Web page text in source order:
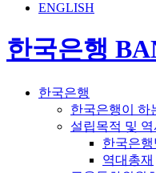
ENGLISH
한국은행
한국은행
한국은행이 하
설립목적 및
한국은행
역대총재